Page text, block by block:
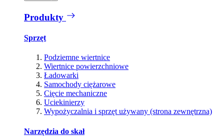
Produkty
Sprzęt
Podziemne wiertnice
Wiertnice powierzchniowe
Ładowarki
Samochody ciężarowe
Cięcie mechaniczne
Uciekinierzy
Wypożyczalnia i sprzęt używany (strona zewnętrzna)
Narzędzia do skał